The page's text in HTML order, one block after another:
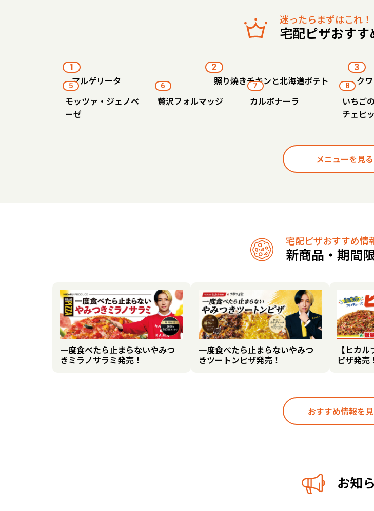
迷ったらまずはこれ！
宅配ピザおす
1
マルゲリータ
2
照り焼きチキンと北海道ポテト
3
ク
5
モッツァ・ジェノベ
ーゼ
6
贅沢フォルマッジ
7
カルボナーラ
8
いちご
チェピ
メニューを見る
宅配ピザおすすめ情
新商品・期間
一度食べたら止まらないやみつ
きミラノサラミ発売！
一度食べたら止まらないやみつ
きツートンピザ発売！
【ヒカ
ピザ発売
おすすめ情報を
お知